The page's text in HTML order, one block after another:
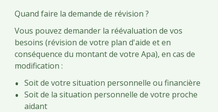
Quand faire la demande de révision ?
Vous pouvez demander la réévaluation de vos
besoins (révision de votre plan d'aide et en
conséquence du montant de votre Apa), en cas de
modification :
Soit de votre situation personnelle ou financière
Soit de la situation personnelle de votre proche
aidant